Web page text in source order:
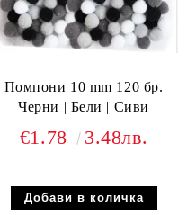
Помпони 10 mm 120 бр.
Черни | Бели | Сиви
€1.78 3.48лв.